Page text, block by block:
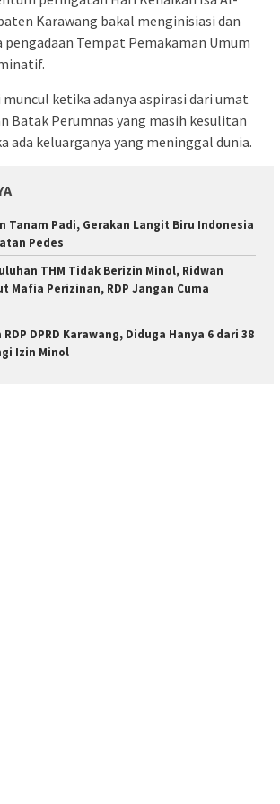
Karawang bakal menginisiasi dan
pengadaan Tempat Pemakaman Umum
muncul ketika adanya aspirasi dari umat
Batak Perumnas yang masih kesulitan
ada keluarganya yang meninggal dunia.
Tanam Padi, Gerakan Langit Biru Indonesia
Pedes
THM Tidak Berizin Minol, Ridwan
Mafia Perizinan, RDP Jangan Cuma
DPRD Karawang, Diduga Hanya 6 dari 38
Izin Minol